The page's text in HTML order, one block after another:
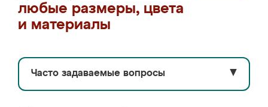
любые размеры, цвета
и материалы
Часто задаваемые вопросы ▼